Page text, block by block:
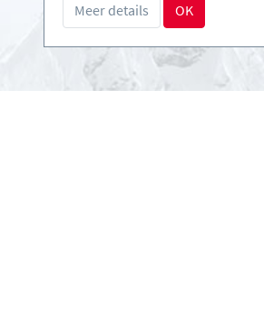
Download Persmap
Meer details OK